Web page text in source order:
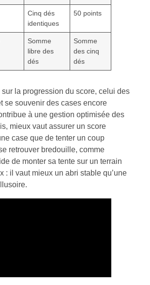
Cinq dés
identiques
50 points
Somme
libre des
dés
Somme
des cinq
dés
la progression du score, celui des
se souvenir des cases encore
à une gestion optimisée des
mieux vaut assurer un score
case que de tenter un coup
retrouver bredouille, comme
de monter sa tente sur un terrain
: il vaut mieux un abri stable qu’une